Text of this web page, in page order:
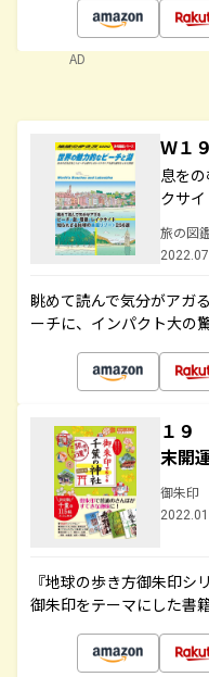
AD
Ｗ１
息を
クサ
旅の図
眺めて読んで気分がアガ
ーチに、インパクト大の
１９
末開
御朱印
『地球の歩き方御朱印シ
御朱印をテーマにした書